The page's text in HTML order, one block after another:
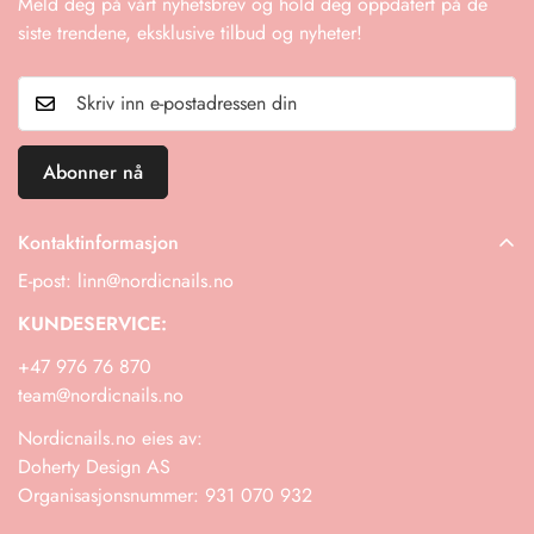
Fraktkostnader: Returfraktkostnader er kundens ansvar med
mindre varen er defekt eller feil.
Hvis du har flere spørsmål eller trenger å starte en retur,
kontakt oss gjerne!
siste trendene, eksklusive tilbud og nyheter!
Abonner nå
Kontaktinformasjon
E-post: linn@nordicnails.no
KUNDESERVICE:
+47 976 76 870
team@nordicnails.no
Nordicnails.no eies av:
Doherty Design AS
Organisasjonsnummer: 931 070 932